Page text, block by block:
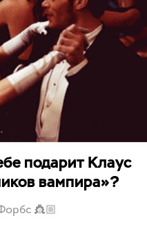
подарит Клаус
вампира»?
👸🏼